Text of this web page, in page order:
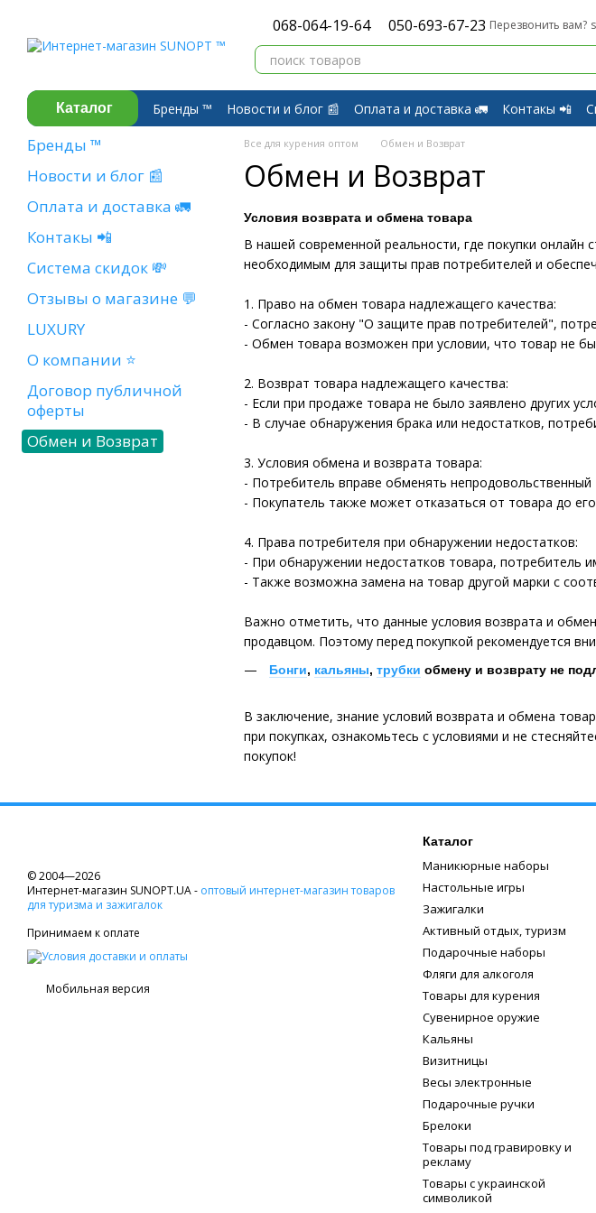
068-064-19-64 050-693-67-23 Перезвонить вам?
Каталог Бренды ™️ Новости и блог 📰 Оплата и доставка 🚛 Контакы 📲
Договор публичной оферты
Обмен и Возврат
Все для курения оптом Обмен и Возврат
Обмен и Возврат
Условия возврата и обмена товара
В нашей современной реальности, где покупки онлайн
необходимым для защиты прав потребителей и
1. Право на обмен товара надлежащего качества:
- Согласно закону "О защите прав потребителей",
- Обмен товара возможен при условии, что товар не
2. Возврат товара надлежащего качества:
- Если при продаже товара не было заявлено других
- В случае обнаружения брака или недостатков,
3. Условия обмена и возврата товара:
- Потребитель вправе обменять
- Покупатель также может отказаться от товара до
4. Права потребителя при обнаружении недостатков:
- При обнаружении недостатков товара, потребитель
- Также возможна замена на товар другой марки с
Важно отметить, что данные условия возврата и
продавцом. Поэтому перед покупкой рекомендуется
Бонги, кальяны, трубки обмену и возврату не
В заключение, знание условий возврата и обмена
при покупках, ознакомьтесь с условиями и не
покупок!
Бренды ™️
Новости и блог 📰
Оплата и доставка 🚛
Контакы 📲
Система скидок 💸
Отзывы о магазине 💬
LUXURY
О компании ⭐
Договор публичной
оферты
Обмен и Возврат
© 2004—2026
Интернет-магазин SUNOPT.UA - оптовый интернет-магазин товаров
для туризма и зажигалок
Принимаем к оплате
Мобильная версия
Каталог
Маникюрные наборы
Настольные игры
Зажигалки
Активный отдых, туризм
Подарочные наборы
Фляги для алкоголя
Товары для курения
Сувенирное оружие
Кальяны
Визитницы
Весы электронные
Подарочные ручки
Брелоки
Товары под гравировку и
рекламу
Товары с украинской
символикой